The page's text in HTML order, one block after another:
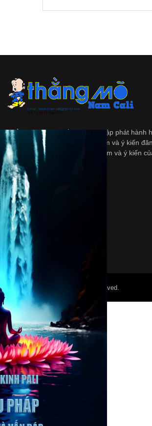
Thằng Mõlà tập tuần san độc lập phát hành
ngày Thứ Bảy. Những quan diểm và ý kiến
này không nhất thiết là quan diểm và ý kiến
và/hoặc là người bảo trợ.
©2022 Mỏ Nam Cali. All Right Reserved.